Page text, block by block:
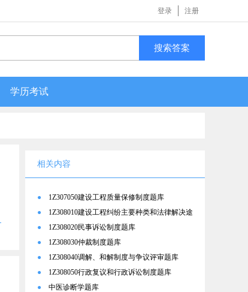
登录 注册
搜索答案
学历考试
相关内容
●
1Z307050建设工程质量保修制度题库
●
1Z308010建设工程纠纷主要种类和法律解决途
径题库
●
1Z308020民事诉讼制度题库
●
1Z308030仲裁制度题库
●
1Z308040调解、和解制度与争议评审题库
●
1Z308050行政复议和行政诉讼制度题库
●
中医诊断学题库